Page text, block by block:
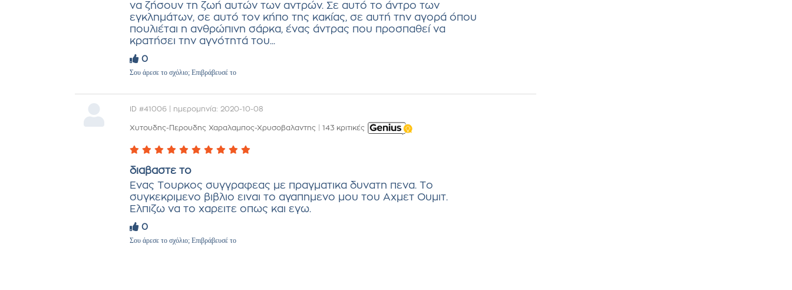
να ζήσουν τη ζωή αυτών των αντρών. Σε αυτό το άντρο των
εγκλημάτων, σε αυτό τον κήπο της κακίας, σε αυτή την αγορά όπου
πουλιέται η ανθρώπινη σάρκα, ένας άντρας που προσπαθεί να
κρατήσει την αγνότητά του...
0
Σου άρεσε το σχόλιο; Επιβράβευσέ το
ID #41006 | ημερομηνία: 2020-10-08
Χυτουδης-Περουδης Χαραλαμπος-Χρυσοβαλαντης| 143 κριτικές
διαβαστε το
Ενας Τουρκος συγγραφεας με πραγματικα δυνατη πενα. Το
συγκεκριμενο βιβλιο ειναι το αγαπημενο μου του Αχμετ Ουμιτ.
Ελπιζω να το χαρειτε οπως και εγω.
0
Σου άρεσε το σχόλιο; Επιβράβευσέ το